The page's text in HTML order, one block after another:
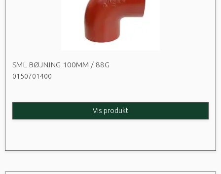
SML BØJNING 100MM / 88G
0150701400
Vis produkt